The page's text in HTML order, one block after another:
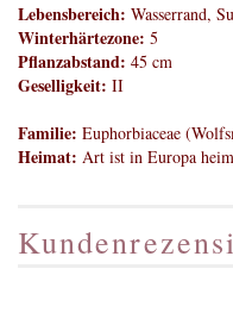
Lebensbereich: Wasserrand,
Winterhärtezone: 5
Pflanzabstand: 45 cm
Geselligkeit: II
Familie: Euphorbiaceae
Heimat: Art ist in Europa